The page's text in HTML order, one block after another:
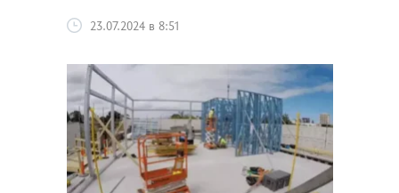
23.07.2024 в 8:51